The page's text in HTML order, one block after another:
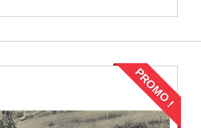
PROMO !